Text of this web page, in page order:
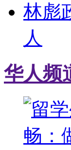
林彪
人
华人频